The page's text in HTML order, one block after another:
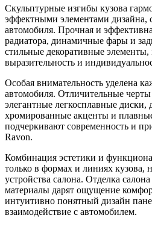
Скульптурные изгибы кузова
эффектными элементами дизайна,
автомобиля. Прочная и
радиатора, динамичные фары и
стильные декоративные
выразительность и
Особая внимательность уделена
автомобиля. Отличительные
элегантные легкосплавные диски,
хромированные акценты и
подчеркивают современность и
Ravon.
Комбинация эстетики и
только в формах и линиях кузова,
устройства салона. Отделка
материалы дарят ощущение
интуитивно понятный дизайн
взаимодействие с автомобилем.